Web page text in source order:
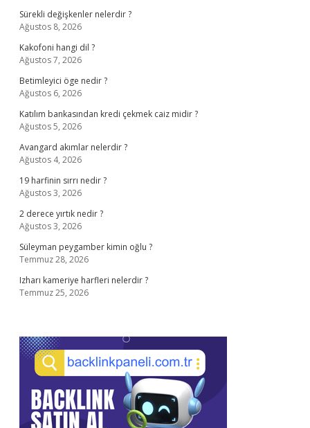
Sürekli değişkenler nelerdir ?
Ağustos 8, 2026
Kakofoni hangi dil ?
Ağustos 7, 2026
Betimleyici öge nedir ?
Ağustos 6, 2026
Katılım bankasından kredi çekmek caiz midir ?
Ağustos 5, 2026
Avangard akımlar nelerdir ?
Ağustos 4, 2026
19 harfinin sırrı nedir ?
Ağustos 3, 2026
2 derece yırtık nedir ?
Ağustos 3, 2026
Süleyman peygamber kimin oğlu ?
Temmuz 28, 2026
Izharı kameriye harfleri nelerdir ?
Temmuz 25, 2026